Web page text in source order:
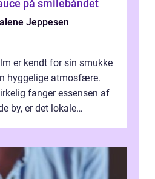
på smilebåndet
Jeppesen
er kendt for sin smukke
hyggelige atmosfære.
fanger essensen af
by, er det lokale